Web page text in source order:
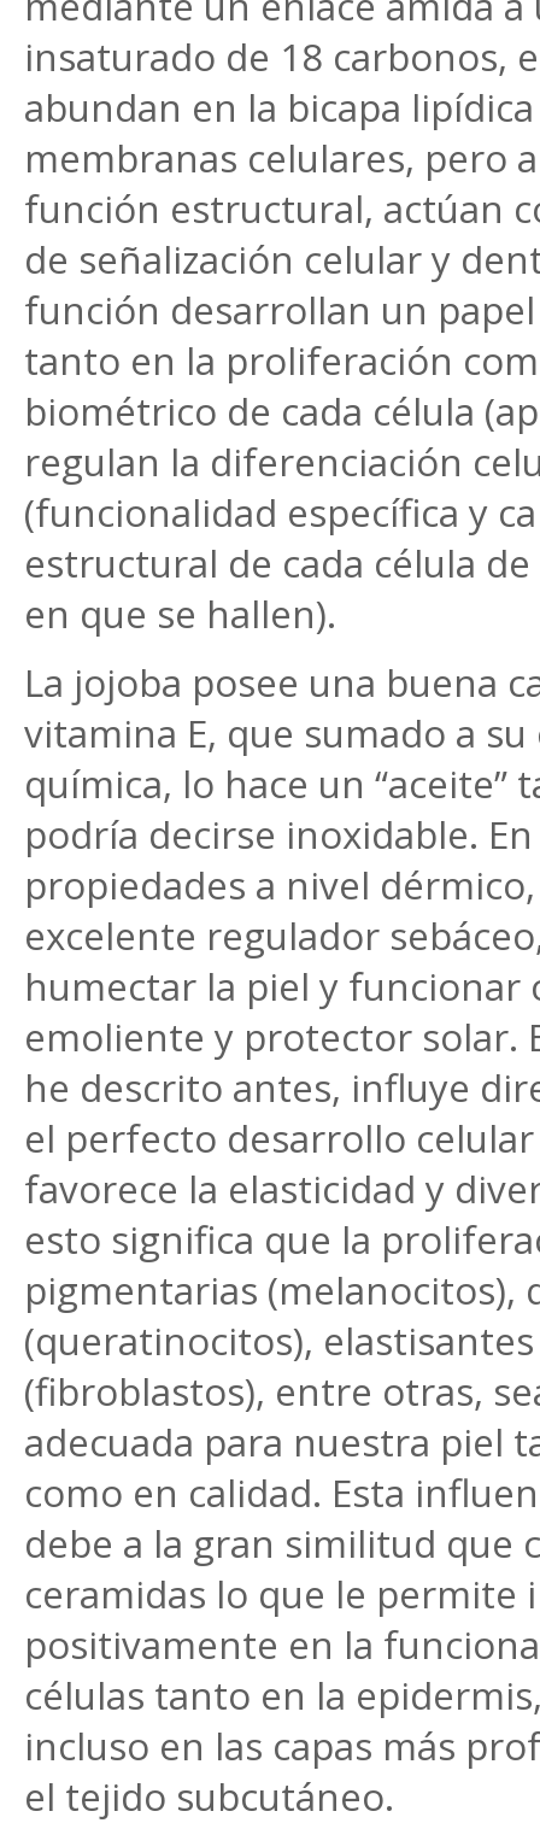
insaturado de 18 carbonos,
abundan en la bicapa
membranas celulares, pero
función estructural, actúan
de señalización celular y
función desarrollan un
tanto en la proliferación
biométrico de cada célula
regulan la diferenciación
(funcionalidad específica y
estructural de cada célula
en que se hallen).
La jojoba posee una buena
vitamina E, que sumado a
química, lo hace un “aceite”
podría decirse inoxidable.
propiedades a nivel
excelente regulador
humectar la piel y funcionar
emoliente y protector solar.
he descrito antes, influye
el perfecto desarrollo
favorece la elasticidad y
esto significa que la
pigmentarias (melanocitos),
(queratinocitos),
(fibroblastos), entre otras,
adecuada para nuestra piel
como en calidad. Esta
debe a la gran similitud que
ceramidas lo que le permite
positivamente en la
células tanto en la
incluso en las capas más
el tejido subcutáneo.